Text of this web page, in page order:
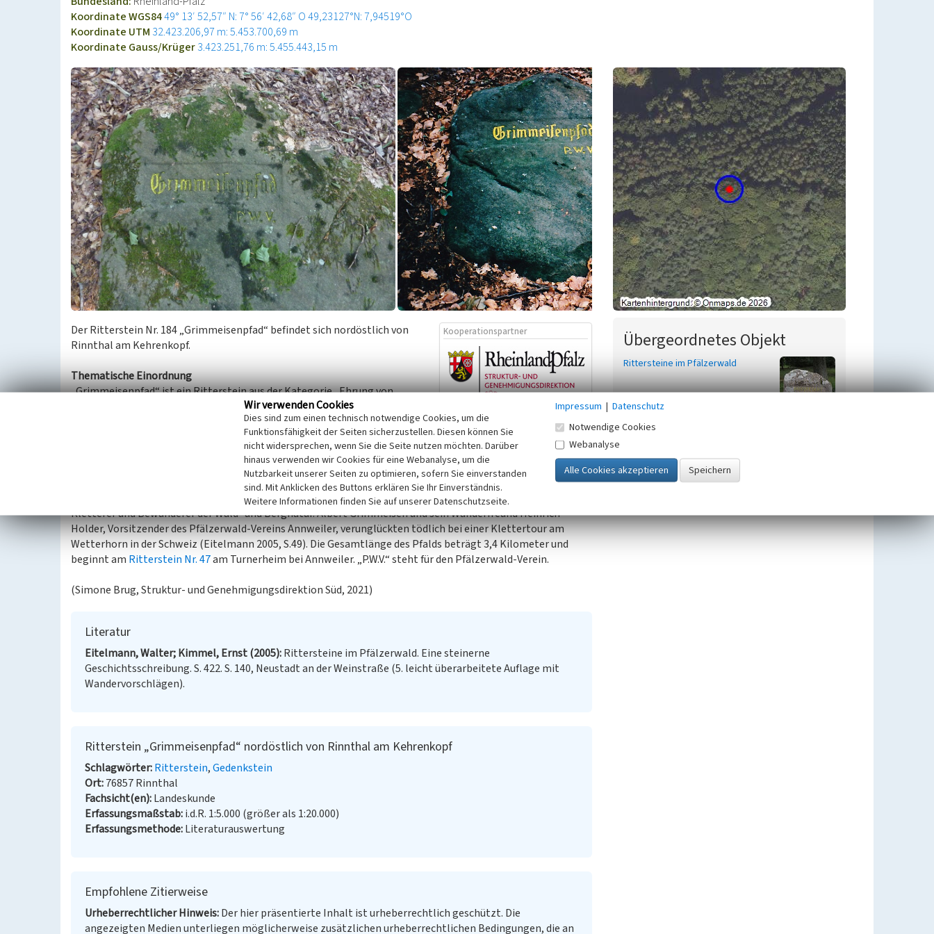
Koordinate WGS8449° 13′ 52,57″ N: 7° 56′ 42,68″ O49,23127°N: 7,94519°O
Koordinate UTM 32.423.206,97 m: 5.453.700,69 m
Koordinate Gauss/Krüger3.423.251,76 m: 5.455.443,15 m
Kooperationspartner
Der Ritterstein Nr. 184 „Grimmeisenpfad“ befindet sich nordöstlich von
Rinnthal am Kehrenkopf.
Thematische Einordnung
„Grimmeisenpfad“ ist ein Ritterstein aus der Kategorie „Ehrung von
Persönlichkeiten“. Mit den Rittersteinen dieser Kategorie sollen Personen
geehrt werden, die sich um die Pfalz oder den Pfälzerwald verdient
Der Grimmeisenpfad von Annweiler nach Taubensuhl bekam seinen Namen von Herrn Albert Grimmeisen
(19.03.1872 - 24.07.1908). Er war Mitbegründer des Pfälzerwald-Vereins und ein passionierter Wander,
Kletterer und Bewunderer der Wald- und Bergnatur. Albert Grimmeisen und sein Wanderfreund Heinrich
Holder, Vorsitzender des Pfälzerwald-Vereins Annweiler, verunglückten tödlich bei einer Klettertour am
Wetterhorn in der Schweiz (Eitelmann 2005, S.49). Die Gesamtlänge des Pfalds beträgt 3,4 Kilometer und
beginnt am Ritterstein Nr. 47am Turnerheim bei Annweiler. „P.W.V.“ steht für den Pfälzerwald-Verein.
(Simone Brug, Struktur- und Genehmigungsdirektion Süd, 2021)
Literatur
Eitelmann, Walter; Kimmel, Ernst (2005) Rittersteine im Pfälzerwald. Eine steinerne
Geschichtsschreibung. S. 422. S. 140, Neustadt an der Weinstraße (5. leicht überarbeitete Auflage mit
Wandervorschlägen).
Ritterstein „Grimmeisenpfad“ nordöstlich von Rinnthal am Kehrenkopf
Schlagwörter Ritterstein Gedenkstein
Ort 76857 Rinnthal
Fachsicht(en) Landeskunde
Erfassungsmaßstab i.d.R. 1:5.000 (größer als 1:20.000)
Erfassungsmethode Literaturauswertung
Empfohlene Zitierweise
Urheberrechtlicher Hinweis Der hier präsentierte Inhalt ist urheberrechtlich geschützt. Die
angezeigten Medien unterliegen möglicherweise zusätzlichen urheberrechtlichen Bedingungen, die an
Übergeordnetes Objekt
Rittersteine im Pfälzerwald
Wir verwenden Cookies
Dies sind zum einen technisch notwendige Cookies, um die
Funktionsfähigkeit der Seiten sicherzustellen. Diesen können Sie
nicht widersprechen, wenn Sie die Seite nutzen möchten. Darüber
hinaus verwenden wir Cookies für eine Webanalyse, um die
Nutzbarkeit unserer Seiten zu optimieren, sofern Sie einverstanden
sind. Mit Anklicken des Buttons erklären Sie Ihr Einverständnis.
Weitere Informationen finden Sie auf unserer Datenschutzseite.
Impressum | Datenschutz
Notwendige Cookies
Webanalyse